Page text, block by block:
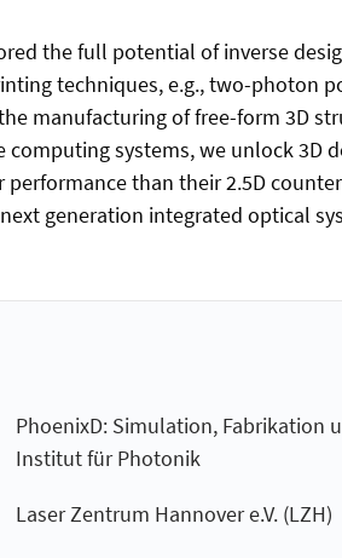
the full potential of inverse
techniques, e.g., two-photon
manufacturing of free-form 3D
systems, we unlock 3D
than their 2.5D
generation integrated optical
PhoenixD: Simulation, Fabrikation
Institut für Photonik
Laser Zentrum Hannover e.V. (LZH)